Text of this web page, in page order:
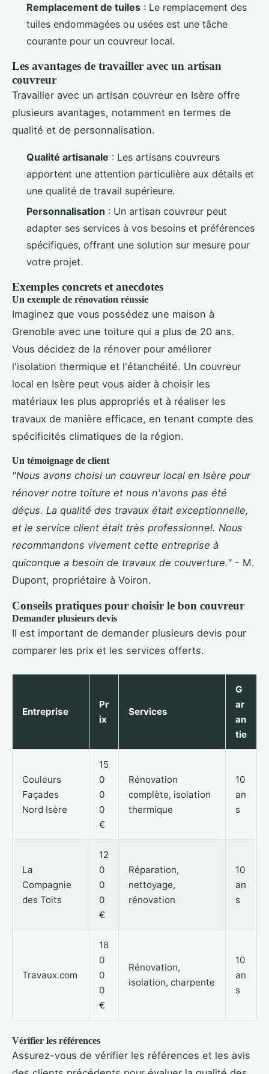
Remplacement de tuiles : Le remplacement des
tuiles endommagées ou usées est une tâche
courante pour un couvreur local.
Les avantages de travailler avec un artisan
couvreur
Travailler avec un artisan couvreur en Isère offre
plusieurs avantages, notamment en termes de
qualité et de personnalisation.
Qualité artisanale : Les artisans couvreurs
apportent une attention particulière aux détails et
une qualité de travail supérieure.
Personnalisation : Un artisan couvreur peut
adapter ses services à vos besoins et préférences
spécifiques, offrant une solution sur mesure pour
votre projet.
Exemples concrets et anecdotes
Un exemple de rénovation réussie
Imaginez que vous possédez une maison à
Grenoble avec une toiture qui a plus de 20 ans.
Vous décidez de la rénover pour améliorer
l'isolation thermique et l'étanchéité. Un couvreur
local en Isère peut vous aider à choisir les
matériaux les plus appropriés et à réaliser les
travaux de manière efficace, en tenant compte des
spécificités climatiques de la région.
Un témoignage de client
"Nous avons choisi un couvreur local en Isère pour
rénover notre toiture et nous n'avons pas été
déçus. La qualité des travaux était exceptionnelle,
et le service client était très professionnel. Nous
recommandons vivement cette entreprise à
quiconque a besoin de travaux de couverture." - M.
Dupont, propriétaire à Voiron.
Conseils pratiques pour choisir le bon couvreur
Demander plusieurs devis
Il est important de demander plusieurs devis pour
comparer les prix et les services offerts.
Entreprise
Pr
ix
Services
G
ar
an
tie
Couleurs
Façades
Nord Isère
15
0
0
0
€
Rénovation
complète, isolation
thermique
10
an
s
La
Compagnie
des Toits
12
0
0
0
€
Réparation,
nettoyage,
rénovation
10
an
s
Travaux.com
18
0
0
0
€
Rénovation,
isolation, charpente
10
an
s
Vérifier les références
Assurez-vous de vérifier les références et les avis